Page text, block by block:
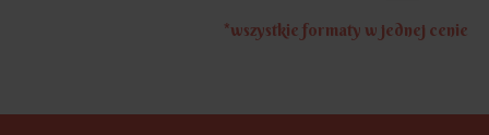
*wszystkie formaty w jednej cenie